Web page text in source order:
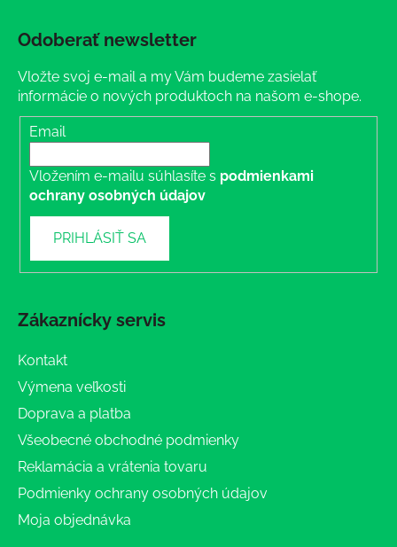
Odoberať newsletter
Vložte svoj e-mail a my Vám budeme zasielať
informácie o nových produktoch na našom e-shope.
Email
Vložením e-mailu súhlasíte s podmienkami
ochrany osobných údajov
PRIHLÁSIŤ SA
Zákaznícky servis
Kontakt
Výmena veľkosti
Doprava a platba
Všeobecné obchodné podmienky
Reklamácia a vrátenia tovaru
Podmienky ochrany osobných údajov
Moja objednávka